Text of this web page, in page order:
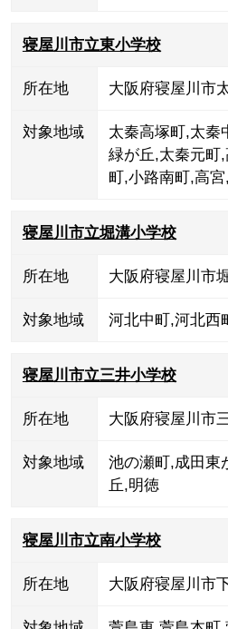
寝屋川市立東小学校
所在地 大阪府寝屋川市
対象地域 太秦高塚町 ,太秦
緑が丘,太秦元町 ,
町 ,小路南町 ,高宮,
寝屋川市立堀溝小学校
所在地 大阪府寝屋川市
対象地域 河北中町,河北西
寝屋川市立三井小学校
所在地 大阪府寝屋川市
対象地域 池の瀬町,成田東
丘,明徳
寝屋川市立南小学校
所在地 大阪府寝屋川市